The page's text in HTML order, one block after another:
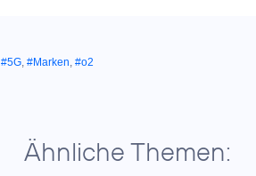
#5G, #Marken, #o2
Ähnliche Themen: